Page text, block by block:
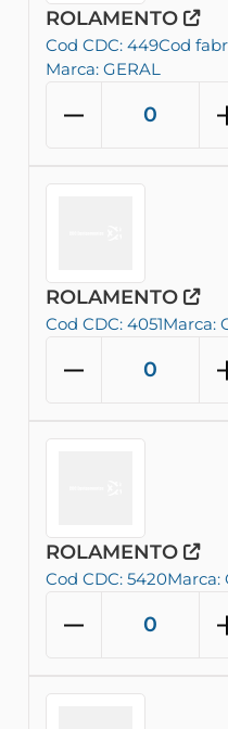
ROLAMENTO
Cod CDC: 449Cod
Marca: GERAL
ROLAMENTO
Cod CDC: 4051Marca:
ROLAMENTO
Cod CDC: 5420Marca: